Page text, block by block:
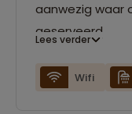
aanwezig waar
geserveerd.
Lees verder
Wifi